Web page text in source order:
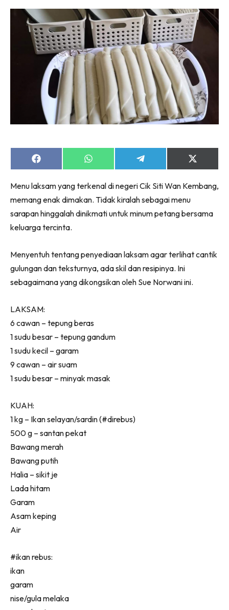
Share
on
Share
on
Share
on
Share
on
(Twitter)
Menu laksam yang terkenal di negeri Cik Siti Wan Kembang,
memang enak dimakan. Tidak kiralah sebagai menu
sarapan hinggalah dinikmati untuk minum petang bersama
keluarga tercinta.
Menyentuh tentang penyediaan laksam agar terlihat cantik
gulungan dan teksturnya, ada skil dan resipinya. Ini
sebagaimana yang dikongsikan oleh Sue Norwani ini.
LAKSAM:
6 cawan – tepung beras
1 sudu besar – tepung gandum
1 sudu kecil – garam
9 cawan – air suam
1 sudu besar – minyak masak
KUAH:
1 kg – Ikan selayan/sardin (#direbus)
500 g – santan pekat
Bawang merah
Bawang putih
Halia – sikit je
Lada hitam
Garam
Asam keping
Air
#ikan rebus:
ikan
garam
nise/gula melaka